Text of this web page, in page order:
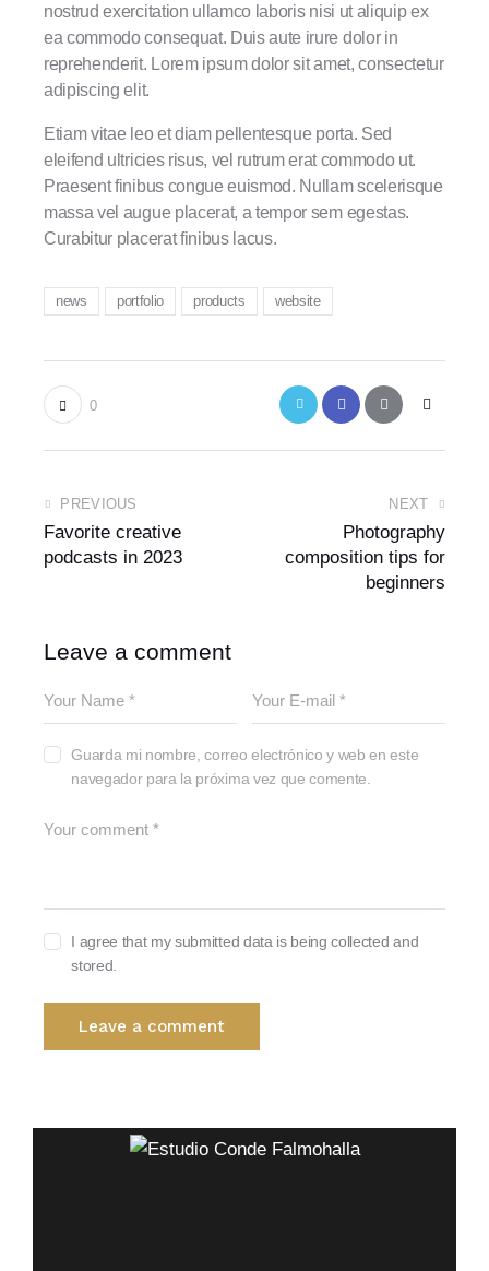
nostrud exercitation ullamco laboris nisi ut aliquip ex
ea commodo consequat. Duis aute irure dolor in
reprehenderit. Lorem ipsum dolor sit amet, consectetur
adipiscing elit.
Etiam vitae leo et diam pellentesque porta. Sed
eleifend ultricies risus, vel rutrum erat commodo ut.
Praesent finibus congue euismod. Nullam scelerisque
massa vel augue placerat, a tempor sem egestas.
Curabitur placerat finibus lacus.
news portfolio products website
0
PREVIOUS
Favorite creative
podcasts in 2023
NEXT
Photography
composition tips for
beginners
Leave a comment
Guarda mi nombre, correo electrónico y web en este
navegador para la próxima vez que comente.
I agree that my submitted data is being collected and
stored.